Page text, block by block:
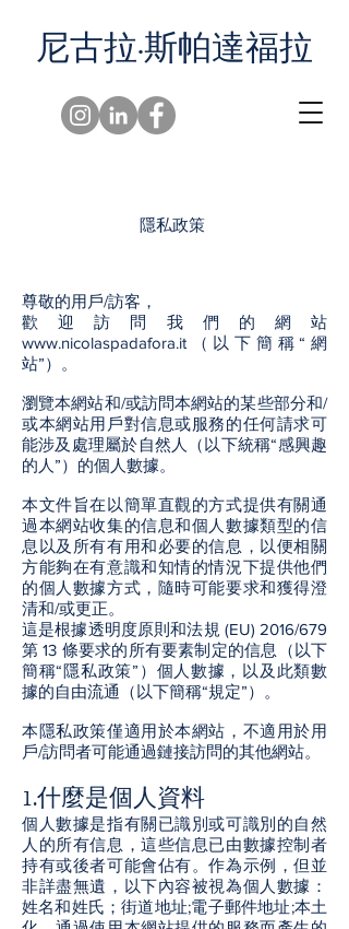
尼古拉·斯帕達福拉
隱私政策
尊敬的用戶/訪客，
歡迎訪問我們的網站
www.nicolaspadafora.it （以下簡稱“網
站”）。
瀏覽本網站和/或訪問本網站的某些部分和/
或本網站用戶對信息或服務的任何請求可
能涉及處理屬於自然人（以下統稱“感興趣
的人”）的個人數據。
本文件旨在以簡單直觀的方式提供有關通
過本網站收集的信息和個人數據類型的信
息以及所有有用和必要的信息，以便相關
方能夠在有意識和知情的情況下提供他們
的個人數據方式，隨時可能要求和獲得澄
清和/或更正。
這是根據透明度原則和法規 (EU) 2016/679
第 13 條要求的所有要素制定的信息（以下
簡稱“隱私政策”）個人數據，以及此類數
據的自由流通（以下簡稱“規定”）。
本隱私政策僅適用於本網站，不適用於用
戶/訪問者可能通過鏈接訪問的其他網站。
1.什麼是個人資料
個人數據是指有關已識別或可識別的自然
人的所有信息，這些信息已由數據控制者
持有或後者可能會佔有。作為示例，但並
非詳盡無遺，以下內容被視為個人數據：
姓名和姓氏；街道地址;電子郵件地址;本土